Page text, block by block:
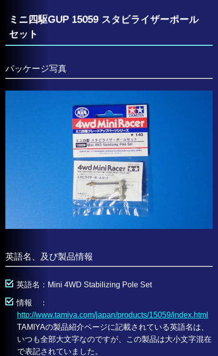
ミニ四駆GUP 15059 スタビライザーポール
セット
パッケージ写真
英語名、及び製品情報
英語名：Mini 4WD Stabilizing Pole Set
情報 ：
http://www.tamiya.com/japan/products/15059/index.html
TAMIYAの製品紹介ページに記載されている英語名は、
いつも全部大文字なのですが、この製品は大小文字混在
で表記されていました。